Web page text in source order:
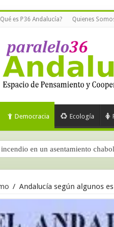
es P36 Andalucía? Quienes
Democracia Ecología
en un asentamiento
en España según el CIS
/ Andalucía según algunos